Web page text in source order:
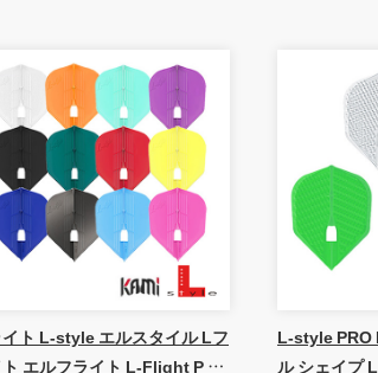
ト L-style エルスタイル Lフ
ト エルフライト L-Flight P …
L-style PRO
ル シェイプ